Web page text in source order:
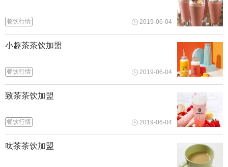
2019-06-04
餐饮行情
小趣茶茶饮加盟
2019-06-04
餐饮行情
致茶茶饮加盟
2019-06-04
餐饮行情
呔茶茶饮加盟